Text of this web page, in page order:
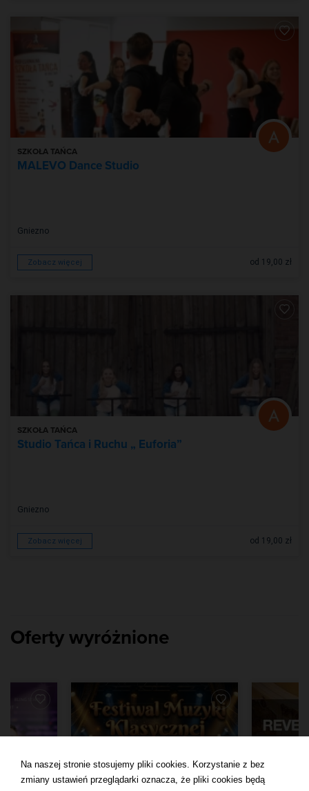
SZKOŁA TAŃCA
MALEVO Dance Studio
Gniezno
Zobacz więcej od 19,00 zł
SZKOŁA TAŃCA
Studio Tańca i Ruchu „ Euforia”
Gniezno
Zobacz więcej od 19,00 zł
Oferty wyróżnione
Na naszej stronie stosujemy pliki cookies. Korzystanie z bez
zmiany ustawień przeglądarki oznacza, że pliki cookies będą